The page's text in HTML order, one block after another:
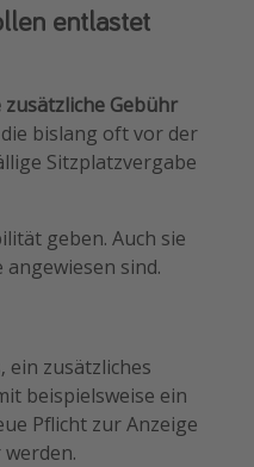
entlastet
zusätzliche Gebühr
bislang oft vor der
Sitzplatzvergabe
geben. Auch sie
sind.
ein zusätzliches
beispielsweise ein
Pflicht zur Anzeige